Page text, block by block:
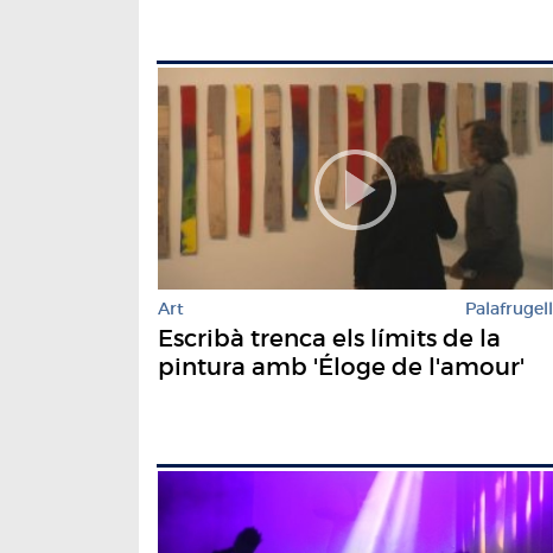
Art Palafrugell
Escribà trenca els límits de la
pintura amb 'Éloge de l'amour'